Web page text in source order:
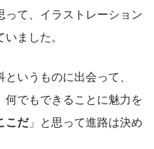
て、イラストレーション
ました。
いうものに出会って、
でもできることに魅力を
こだ」と思って進路は決め